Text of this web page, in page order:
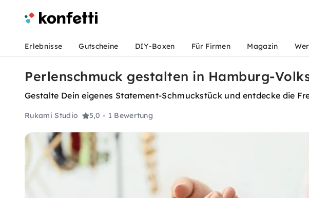
Erlebnisse Gutscheine DIY-Boxen Für Firmen Magazin
Perlenschmuck gestalten in Hamburg-
Gestalte Dein eigenes Statement-Schmuckstück und entdecke die
Rukami Studio 5,0 - 1 Bewertung